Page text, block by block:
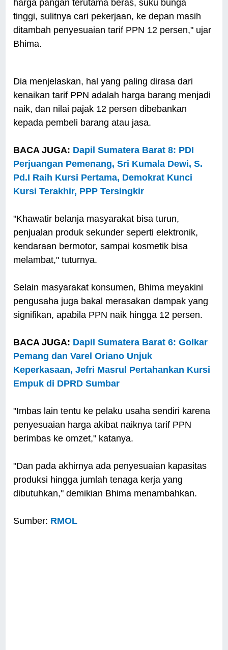
harga pangan terutama beras, suku bunga
tinggi, sulitnya cari pekerjaan, ke depan masih
ditambah penyesuaian tarif PPN 12 persen," ujar
Bhima.
Dia menjelaskan, hal yang paling dirasa dari
kenaikan tarif PPN adalah harga barang menjadi
naik, dan nilai pajak 12 persen dibebankan
kepada pembeli barang atau jasa.
BACA JUGA: Dapil Sumatera Barat 8: PDI
Perjuangan Pemenang, Sri Kumala Dewi, S.
Pd.I Raih Kursi Pertama, Demokrat Kunci
Kursi Terakhir, PPP Tersingkir
"Khawatir belanja masyarakat bisa turun,
penjualan produk sekunder seperti elektronik,
kendaraan bermotor, sampai kosmetik bisa
melambat," tuturnya.
Selain masyarakat konsumen, Bhima meyakini
pengusaha juga bakal merasakan dampak yang
signifikan, apabila PPN naik hingga 12 persen.
BACA JUGA: Dapil Sumatera Barat 6: Golkar
Pemang dan Varel Oriano Unjuk
Keperkasaan, Jefri Masrul Pertahankan Kursi
Empuk di DPRD Sumbar
"Imbas lain tentu ke pelaku usaha sendiri karena
penyesuaian harga akibat naiknya tarif PPN
berimbas ke omzet," katanya.
"Dan pada akhirnya ada penyesuaian kapasitas
produksi hingga jumlah tenaga kerja yang
dibutuhkan," demikian Bhima menambahkan.
Sumber: RMOL